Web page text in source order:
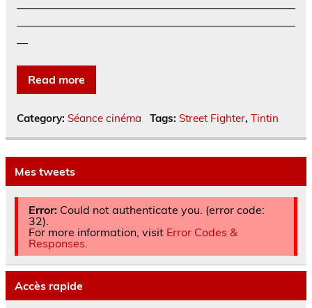
—————————————————————————
—————————————————————————
—
Read more
Category: Séance cinéma Tags: Street Fighter, Tintin
Mes tweets
Error:Could not authenticate you. (error code:
32).
For more information, visit Error Codes &
Responses
Accès rapide